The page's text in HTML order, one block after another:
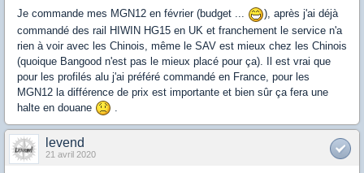
Je commande mes MGN12 en février (budget ...
), après j'ai déjà
commandé des rail HIWIN HG15 en UK et franchement le service n'a
rien à voir avec les Chinois, même le SAV est mieux chez les Chinois
(quoique Bangood n'est pas le mieux placé pour ça). Il est vrai que
pour les profilés alu j'ai préféré commandé en France, pour les
MGN12 la différence de prix est importante et bien sûr ça fera une
halte en douane
levend
21 avril 2020